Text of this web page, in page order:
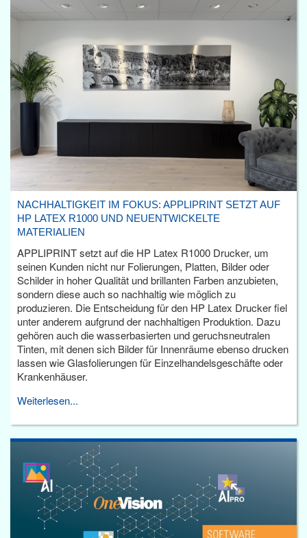
NACHHALTIGKEIT IM FOKUS: APPLIPRINT SETZT AUF
HP LATEX R1000 UND NEUENTWICKELTE
MATERIALIEN
APPLIPRINT setzt auf die HP Latex R1000 Drucker, um
seinen Kunden nicht nur Folierungen, Platten, Bilder oder
Schilder in hoher Qualität und brillanten Farben anzubieten,
sondern diese auch so nachhaltig wie möglich zu
produzieren. Die Entscheidung für den HP Latex Drucker fiel
unter anderem aufgrund der nachhaltigen Produktion. Dazu
gehören auch die wasserbasierten und geruchsneutralen
Tinten, mit denen sich Bilder für Innenräume ebenso drucken
lassen wie Glasfolierungen für Einzelhandelsgeschäfte oder
Krankenhäuser.
Weiterlesen...